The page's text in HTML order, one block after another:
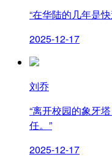
联系我们
公司新闻
“在华陆的几年是
2025-12-17
刘乔
“离开校园的象牙
任。”
2025-12-17